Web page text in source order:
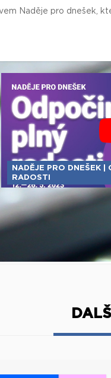
Naděje pro dnešek,
NADĚJE PRO DNEŠEK |
RADOSTI